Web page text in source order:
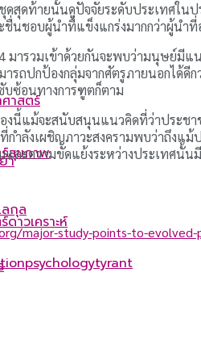
าสตร์
า
าวเคราะห์
สุขภาพ
ลกุล
สุดท้ายนั้นดูปัจจัยระดับประเทศใน
นชอบผู้นำที่แข็งแกร่งมากกว่าผู้นำ
มารวมเข้าด้วยกันจะพบว่ามนุษย์มีแ
รถปกป้องกลุ่มจากศัตรูภายนอกได้
ซ้อนทางการฑูตก็ตาม
องนี้แม้จะสนับสนุนแนวคิดที่ว่าประ
กำลังเผชิญภาวะสงครามพบว่าถึง
มและความขัดแย้งระหว่างประเทศ
major-study-points-to-evolved-
psychologytyrant